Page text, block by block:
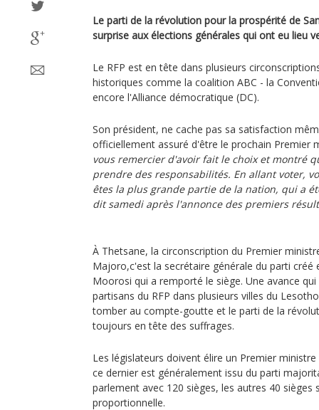
Le parti de la révolution pour la prospérité de
surprise aux élections générales qui ont eu lieu
Le RFP est en tête dans plusieurs
historiques comme la coalition ABC - la
encore l'Alliance démocratique (DC).
Son président, ne cache pas sa satisfaction
officiellement assuré d'être le prochain Premier
vous remercier d'avoir fait le choix et montré
prendre des responsabilités. En allant voter,
êtes la plus grande partie de la nation, qui a
dit samedi après l'annonce des premiers
À Thetsane, la circonscription du Premier
Majoro,c'est la secrétaire générale du parti créé
Moorosi qui a remporté le siège. Une avance
partisans du RFP dans plusieurs villes du
tomber au compte-goutte et le parti de la
toujours en tête des suffrages.
Les législateurs doivent élire un Premier
ce dernier est généralement issu du parti
parlement avec 120 sièges, les autres 40 sièges
proportionnelle.